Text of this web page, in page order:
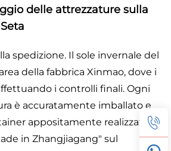
delle attrezzature sulla
spedizione. Il sole invernale del
della fabbrica Xinmao, dove i
i controlli finali. Ogni
è accuratamente imballato e
appositamente realizzato.
in Zhangjiagang" sul